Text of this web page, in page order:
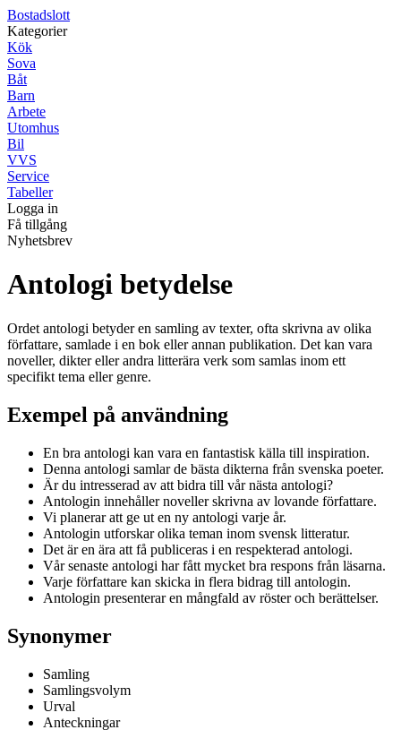
Bostadslott
Kategorier
Kök
Sova
Båt
Barn
Arbete
Utomhus
Bil
VVS
Service
Tabeller
Logga in
Få tillgång
Nyhetsbrev
Antologi betydelse
Ordet antologi betyder en samling av texter, ofta skrivna av olika
författare, samlade i en bok eller annan publikation. Det kan vara
noveller, dikter eller andra litterära verk som samlas inom ett
specifikt tema eller genre.
Exempel på användning
En bra antologi kan vara en fantastisk källa till inspiration.
Denna antologi samlar de bästa dikterna från svenska poeter.
Är du intresserad av att bidra till vår nästa antologi?
Antologin innehåller noveller skrivna av lovande författare.
Vi planerar att ge ut en ny antologi varje år.
Antologin utforskar olika teman inom svensk litteratur.
Det är en ära att få publiceras i en respekterad antologi.
Vår senaste antologi har fått mycket bra respons från läsarna.
Varje författare kan skicka in flera bidrag till antologin.
Antologin presenterar en mångfald av röster och berättelser.
Synonymer
Samling
Samlingsvolym
Urval
Anteckningar